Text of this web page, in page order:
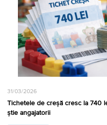
31/03/2026
Tichetele de creșă cresc la 740
știe angajatorii